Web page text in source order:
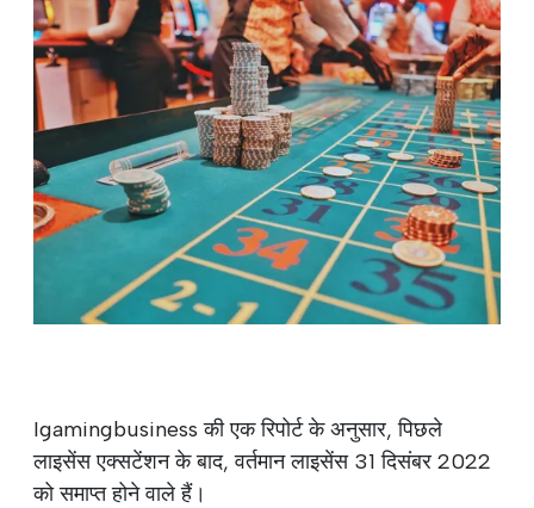
Igamingbusiness की एक रिपोर्ट के अनुसार, पिछले
लाइसेंस एक्सटेंशन के बाद, वर्तमान लाइसेंस 31 दिसंबर 2022
को समाप्त होने वाले हैं।